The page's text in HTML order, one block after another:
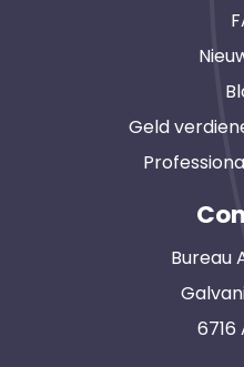
Geld
Bureau
6716